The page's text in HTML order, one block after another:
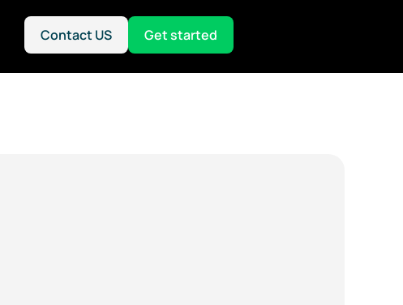
Contact US Get started